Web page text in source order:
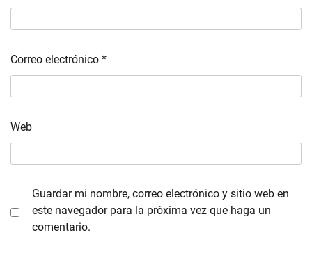
Correo electrónico *
Web
Guardar mi nombre, correo electrónico y sitio web en
este navegador para la próxima vez que haga un
comentario.